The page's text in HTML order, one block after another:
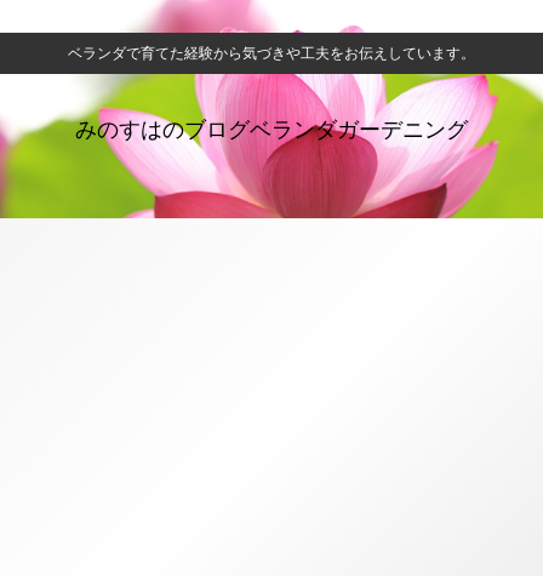
ベランダで育てた経験から気づきや工夫をお伝えしています。
みのすはのブログベランダガーデニング